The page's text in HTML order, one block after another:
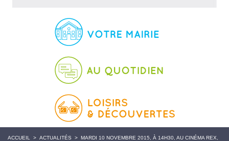
ACCUEIL > ACTUALITÉS > MARDI 10 NOVEMBRE 2015, À 14H30, AU CINÉMA REX,